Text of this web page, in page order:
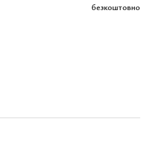
безкоштовно